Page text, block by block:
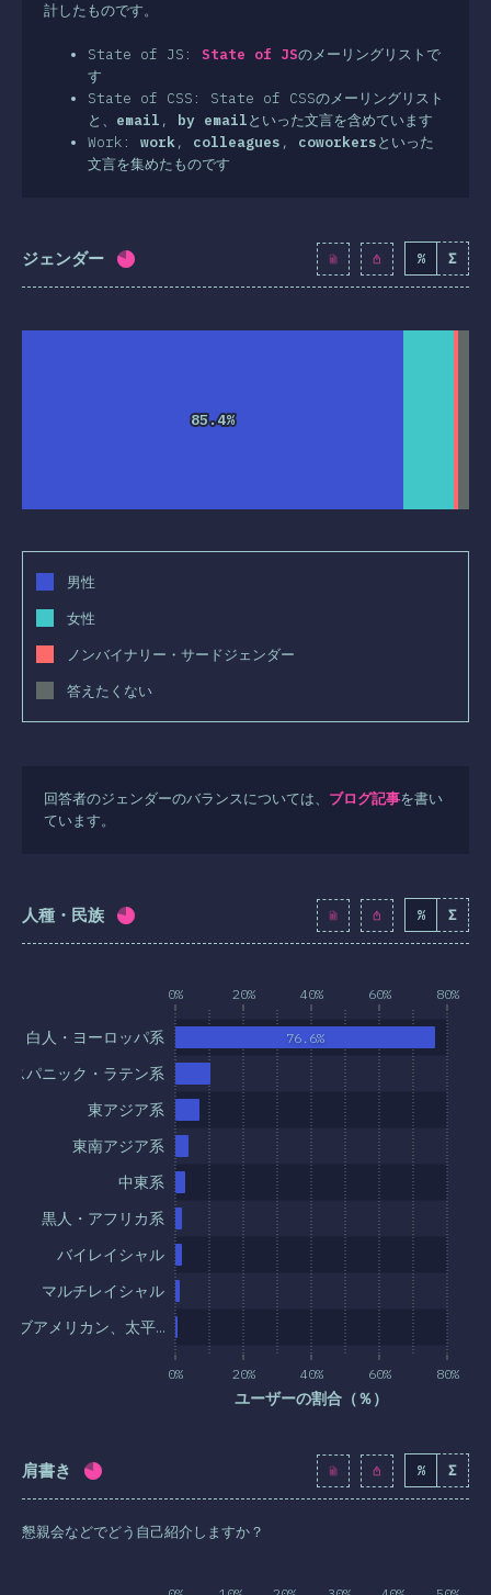
計したものです。
State of JS: State of JSのメーリングリストで
す
State of CSS: State of CSSのメーリングリスト
と、 email , by emailといった文言を含めています
Work: work, colleagues , coworkersといった
文言を集めたものです
ジェンダー 回答記入率： ) % Σ
85.4%
85.4%
男性
女性
ノンバイナリー・サードジェンダー
答えたくない
回答者のジェンダーのバランスについては、 ブログ記事を書い
ています。
人種・民族 回答記入率： ) % Σ
0% 20% 40% 60% 80%
0% 20% 40% 60% 80%
ユーザーの割合（％）
ブアメリカン、太平…
マルチレイシャル
バイレイシャル
黒人・アフリカ系
中東系
東南アジア系
東アジア系
スパニック・ラテン系
白人・ヨーロッパ系 76.6%
肩書き 回答記入率： % Σ
懇親会などでどう自己紹介しますか？